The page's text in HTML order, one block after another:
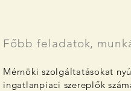
Főbb feladatok,
Mérnöki szolgáltatásokat
ingatlanpiaci szereplők